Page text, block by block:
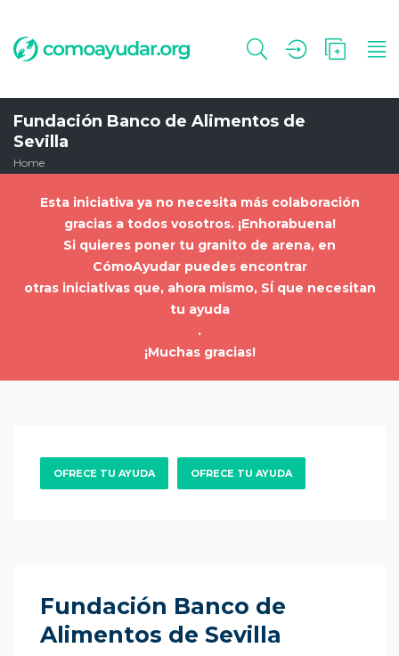
Fundación Banco de Alimentos de
Sevilla
Home
Esta iniciativa ya no necesita más colaboración
gracias a todos vosotros. ¡Enhorabuena!
Si quieres poner tu granito de arena, en
CómoAyudar puedes encontrar
otras iniciativas que, ahora mismo, SÍ que necesitan
tu ayuda
.
¡Muchas gracias!
OFRECE TU AYUDA OFRECE TU AYUDA
Fundación Banco de
Alimentos de Sevilla